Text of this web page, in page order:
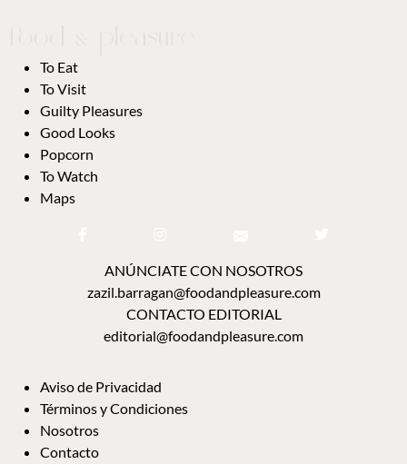
To Eat
To Visit
Guilty Pleasures
Good Looks
Popcorn
To Watch
Maps
ANÚNCIATE CON NOSOTROS
zazil.barragan@foodandpleasure.com
CONTACTO EDITORIAL
editorial@foodandpleasure.com
Aviso de Privacidad
Términos y Condiciones
Nosotros
Contacto